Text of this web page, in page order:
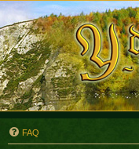
FAQ